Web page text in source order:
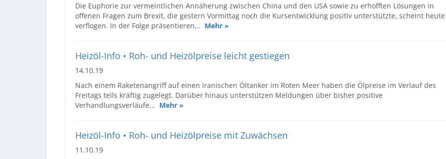
Die Euphorie zur vermeintlichen Annäherung zwischen China und den USA sowie zu erhofften Lösungen in
offenen Fragen zum Brexit, die gestern Vormittag noch die Kursentwicklung positiv unterstützte, scheint heute
verflogen. In der Folge präsentieren... Mehr »
Heizöl-Info • Roh- und Heizölpreise leicht gestiegen
14.10.19
Nach einem Raketenangriff auf einen iranischen Öltanker im Roten Meer haben die Ölpreise im Verlauf des
Freitags teils kräftig zugelegt. Darüber hinaus unterstützen Meldungen über bisher positive
Verhandlungsverläufe... Mehr »
Heizöl-Info • Roh- und Heizölpreise mit Zuwächsen
11.10.19